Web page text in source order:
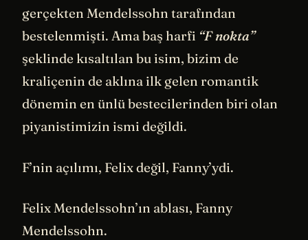
gerçekten Mendelssohn tarafından
bestelenmişti. Ama baş harfi “F nokta”
şeklinde kısaltılan bu isim, bizim de
kraliçenin de aklına ilk gelen romantik
dönemin en ünlü bestecilerinden biri olan
piyanistimizin ismi değildi.
F’nin açılımı, Felix değil, Fanny’ydi.
Felix Mendelssohn’ın ablası, Fanny
Mendelssohn.